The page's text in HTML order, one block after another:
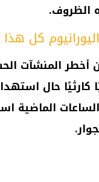
الظروف.
كل هذا
المنشآت
حال
الماضية